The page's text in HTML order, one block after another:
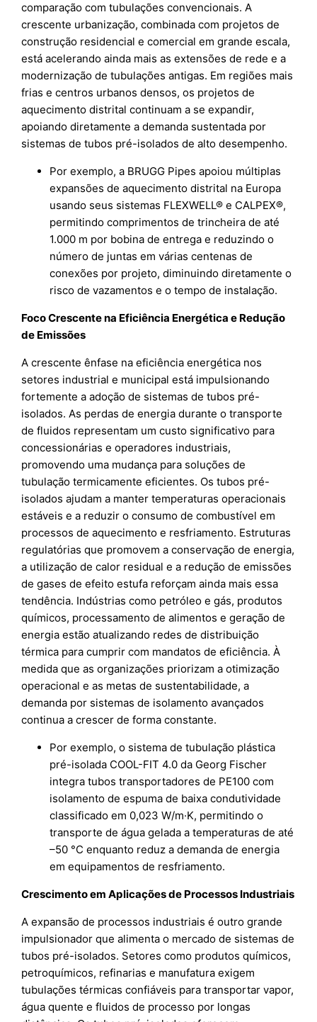
comparação com tubulações convencionais. A
crescente urbanização, combinada com projetos de
construção residencial e comercial em grande escala,
está acelerando ainda mais as extensões de rede e a
modernização de tubulações antigas. Em regiões mais
frias e centros urbanos densos, os projetos de
aquecimento distrital continuam a se expandir,
apoiando diretamente a demanda sustentada por
sistemas de tubos pré-isolados de alto desempenho.
Por exemplo, a BRUGG Pipes apoiou múltiplas
expansões de aquecimento distrital na Europa
usando seus sistemas FLEXWELL® e CALPEX®,
permitindo comprimentos de trincheira de até
1.000 m por bobina de entrega e reduzindo o
número de juntas em várias centenas de
conexões por projeto, diminuindo diretamente o
risco de vazamentos e o tempo de instalação.
Foco Crescente na Eficiência Energética e Redução
de Emissões
A crescente ênfase na eficiência energética nos
setores industrial e municipal está impulsionando
fortemente a adoção de sistemas de tubos pré-
isolados. As perdas de energia durante o transporte
de fluidos representam um custo significativo para
concessionárias e operadores industriais,
promovendo uma mudança para soluções de
tubulação termicamente eficientes. Os tubos pré-
isolados ajudam a manter temperaturas operacionais
estáveis e a reduzir o consumo de combustível em
processos de aquecimento e resfriamento. Estruturas
regulatórias que promovem a conservação de energia,
a utilização de calor residual e a redução de emissões
de gases de efeito estufa reforçam ainda mais essa
tendência. Indústrias como petróleo e gás, produtos
químicos, processamento de alimentos e geração de
energia estão atualizando redes de distribuição
térmica para cumprir com mandatos de eficiência. À
medida que as organizações priorizam a otimização
operacional e as metas de sustentabilidade, a
demanda por sistemas de isolamento avançados
continua a crescer de forma constante.
Por exemplo, o sistema de tubulação plástica
pré-isolada COOL-FIT 4.0 da Georg Fischer
integra tubos transportadores de PE100 com
isolamento de espuma de baixa condutividade
classificado em 0,023 W/m·K, permitindo o
transporte de água gelada a temperaturas de até
–50 °C enquanto reduz a demanda de energia
em equipamentos de resfriamento.
Crescimento em Aplicações de Processos Industriais
A expansão de processos industriais é outro grande
impulsionador que alimenta o mercado de sistemas de
tubos pré-isolados. Setores como produtos químicos,
petroquímicos, refinarias e manufatura exigem
tubulações térmicas confiáveis para transportar vapor,
água quente e fluidos de processo por longas